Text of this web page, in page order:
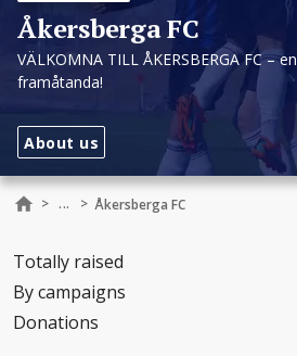
Åkersberga FC
VÄLKOMNA TILL ÅKERSBERGA FC –
framåtanda!
About us
> ... > Åkersberga FC
Totally raised
By campaigns
Donations